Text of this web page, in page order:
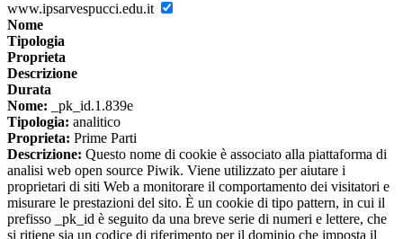
www.ipsarvespucci.edu.it
Nome
Tipologia
Proprieta
Descrizione
Durata
Nome: _pk_id.1.839e
Tipologia: analitico
Proprieta: Prime Parti
Descrizione: Questo nome di cookie è associato alla piattaforma di
analisi web open source Piwik. Viene utilizzato per aiutare i
proprietari di siti Web a monitorare il comportamento dei visitatori e
misurare le prestazioni del sito. È un cookie di tipo pattern, in cui il
prefisso _pk_id è seguito da una breve serie di numeri e lettere, che
si ritiene sia un codice di riferimento per il dominio che imposta il